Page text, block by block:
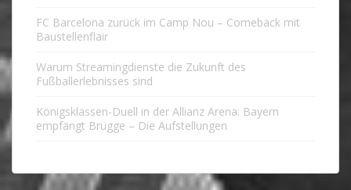
FC Barcelona zurück im Camp Nou – Comeback mit
Baustellenflair
Warum Streamingdienste die Zukunft des
Fußballerlebnisses sind
Königsklassen-Duell in der Allianz Arena: Bayern
empfängt Brügge – Die Aufstellungen